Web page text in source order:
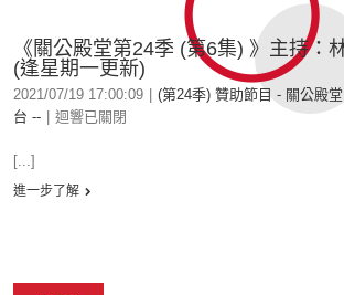
《關公殿堂第24季 (第6集) 》主持：
(逢星期一更新)
2021/07/19 17:00:09 (第24季) 贊助節目 - 關公殿堂
台 --
迴響已關閉
[...]
進一步了解